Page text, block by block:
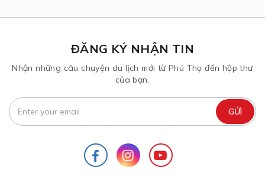
ĐĂNG KÝ NHẬN TIN
Nhận những câu chuyện du lịch mới từ Phú Thọ đến hộp thư
của bạn.